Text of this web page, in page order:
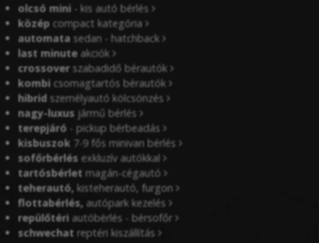
olcsó mini - kis autó bérlés
közép compact kategória
automata sedan - hatchback
last minute akciók
crossover szabadidő bérautók
kombi csomagtartós bérautók
hibrid személyautó kölcsönzés
nagy-luxus jármű bérlés
terepjáró - pickup bérbeadás
kisbuszok 7-9 fős minivan bérlés
sofőrbérlés exkluzív autókkal
tartósbérlet magán-cégautó
teherautó, kisteherautó, furgon
flottabérlés, autópark kezelés
repülőtéri autóbérlés - bérsofőr
schwechat reptéri kiszállítás